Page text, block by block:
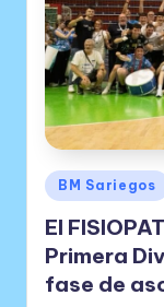
o
Publicado
en
BM Sariegos
El
Primera
fase de